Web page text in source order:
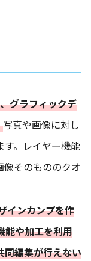
グラフィックデ
写真や画像に対し
。レイヤー機能
そのもののクオ
インカンプを作
能や加工を利用
同編集が行えない